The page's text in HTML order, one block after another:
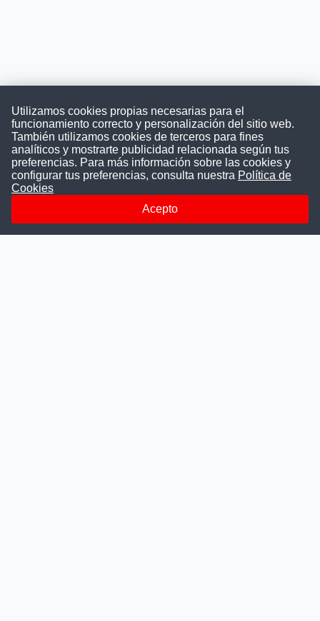
Convocatoriasdetrabajo.com
ConvocatoriasDeTrabajo.com es una plataforma informativa
la difusión y transparencia de los concursos públicos, además
ayudamos a las instituciones a encontrar a los mejores
talentos. A nuestros usuarios le brindamos en un solo lugar
Utilizamos cookies propias necesarias para el
funcionamiento correcto y personalización del sitio web.
También utilizamos cookies de terceros para fines
analíticos y mostrarte publicidad relacionada según tus
preferencias. Para más información sobre las cookies y
configurar tus preferencias, consulta nuestra Política de
Cookies
Acepto